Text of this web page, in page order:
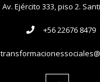
Av. Ejército 333, piso 2.
+56 22676 8479